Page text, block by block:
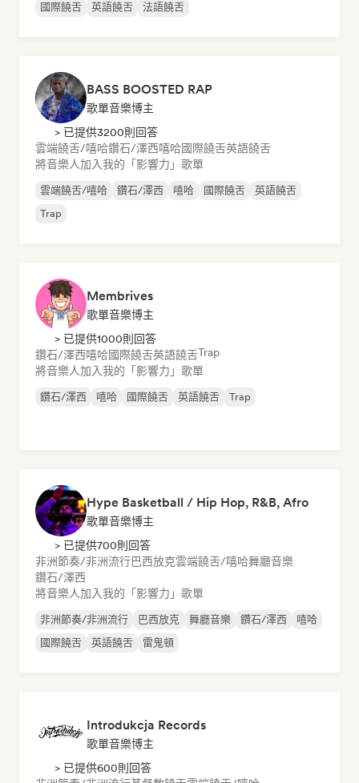
國際饒舌
英語饒舌 法語饒舌
BASS BOOSTED RAP
歌單音樂博主
> 已提供3200則回答
雲端饒舌/嘻哈鑽石/澤西嘻哈國際饒舌英語饒舌
將音樂人加入我的「影響力」歌單
雲端饒舌/嘻哈 鑽石/澤西 嘻哈 國際饒舌
英語饒舌
Trap
Membrives
歌單音樂博主
> 已提供1000則回答
鑽石/澤西嘻哈國際饒舌英語饒舌Trap
將音樂人加入我的「影響力」歌單
鑽石/澤西 嘻哈 國際饒舌 英語饒舌 Trap
Hype Basketball / Hip Hop, R&B, Afro
歌單音樂博主
> 已提供700則回答
非洲節奏/非洲流行巴西放克雲端饒舌/嘻哈舞廳音樂
鑽石/澤西
將音樂人加入我的「影響力」歌單
非洲節奏/非洲流行 巴西放克 舞廳音樂 鑽石/澤西
嘻哈
國際饒舌
英語饒舌 雷鬼頓
Introdukcja Records
歌單音樂博主
> 已提供600則回答